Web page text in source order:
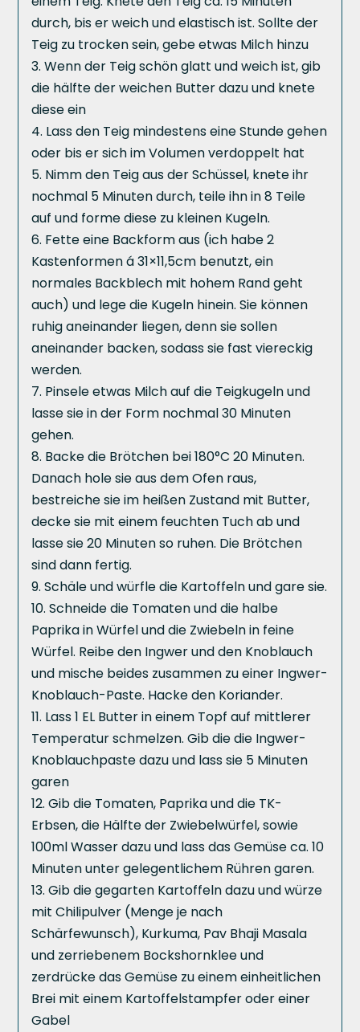
durch, bis er weich und elastisch ist. Sollte der
Teig zu trocken sein, gebe etwas Milch hinzu
Wenn der Teig schön glatt und weich ist, gib
die hälfte der weichen Butter dazu und knete
diese ein
Lass den Teig mindestens eine Stunde gehen
oder bis er sich im Volumen verdoppelt hat
Nimm den Teig aus der Schüssel, knete ihr
nochmal 5 Minuten durch, teile ihn in 8 Teile
auf und forme diese zu kleinen Kugeln.
Fette eine Backform aus (ich habe 2
Kastenformen á 31×11,5cm benutzt, ein
normales Backblech mit hohem Rand geht
auch) und lege die Kugeln hinein. Sie können
ruhig aneinander liegen, denn sie sollen
aneinander backen, sodass sie fast viereckig
werden.
Pinsele etwas Milch auf die Teigkugeln und
lasse sie in der Form nochmal 30 Minuten
gehen.
Backe die Brötchen bei 180°C 20 Minuten.
Danach hole sie aus dem Ofen raus,
bestreiche sie im heißen Zustand mit Butter,
decke sie mit einem feuchten Tuch ab und
lasse sie 20 Minuten so ruhen. Die Brötchen
sind dann fertig.
Schäle und würfle die Kartoffeln und gare sie.
Schneide die Tomaten und die halbe
Paprika in Würfel und die Zwiebeln in feine
Würfel. Reibe den Ingwer und den Knoblauch
und mische beides zusammen zu einer Ingwer-
Knoblauch-Paste. Hacke den Koriander.
Lass 1 EL Butter in einem Topf auf mittlerer
Temperatur schmelzen. Gib die die Ingwer-
Knoblauchpaste dazu und lass sie 5 Minuten
garen
Gib die Tomaten, Paprika und die TK-
Erbsen, die Hälfte der Zwiebelwürfel, sowie
100ml Wasser dazu und lass das Gemüse ca. 10
Minuten unter gelegentlichem Rühren garen.
Gib die gegarten Kartoffeln dazu und würze
mit Chilipulver (Menge je nach
Schärfewunsch), Kurkuma, Pav Bhaji Masala
und zerriebenem Bockshornklee und
zerdrücke das Gemüse zu einem einheitlichen
Brei mit einem Kartoffelstampfer oder einer
Gabel